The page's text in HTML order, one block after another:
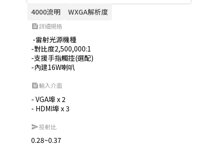
4000流明 WXGA解析度
feed詳細規格
-對比度2,500,000:1
-支援手指觸控(選配)
-內建16W喇叭
feed輸入介面
- VGA埠 x 2
- HDMI埠 x 3
send投射比
0.28~0.37